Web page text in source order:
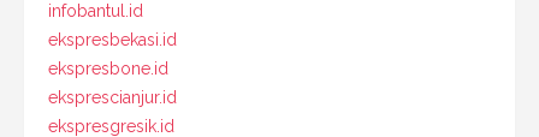
infobantul.id
ekspresbekasi.id
ekspresbone.id
eksprescianjur.id
ekspresgresik.id